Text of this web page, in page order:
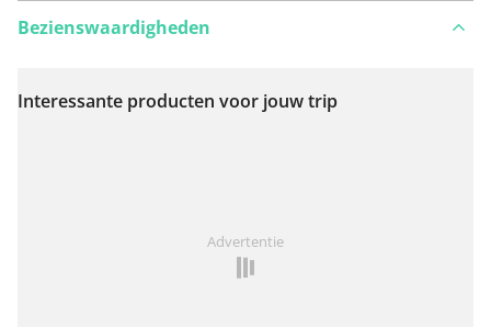
Bekijk op kaart
Bezienswaardigheden
Interessante producten voor jouw trip
Advertentie